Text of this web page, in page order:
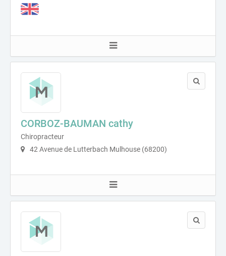
CORBOZ-BAUMAN cathy
Chiropracteur
42 Avenue de Lutterbach Mulhouse (68200)